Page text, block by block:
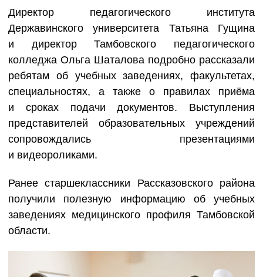
Директор педагогического института
Державинского университета Татьяна Гущина
и директор Тамбовского педагогического
колледжа Ольга Шаталова подробно рассказали
ребятам об учебных заведениях, факультетах,
специальностях, а также о правилах приёма
и сроках подачи документов. Выступления
представителей образовательных учреждений
сопровождались презентациями
и видеороликами.
Ранее старшеклассники Рассказовского района
получили полезную информацию об учебных
заведениях медицинского профиля Тамбовской
области.